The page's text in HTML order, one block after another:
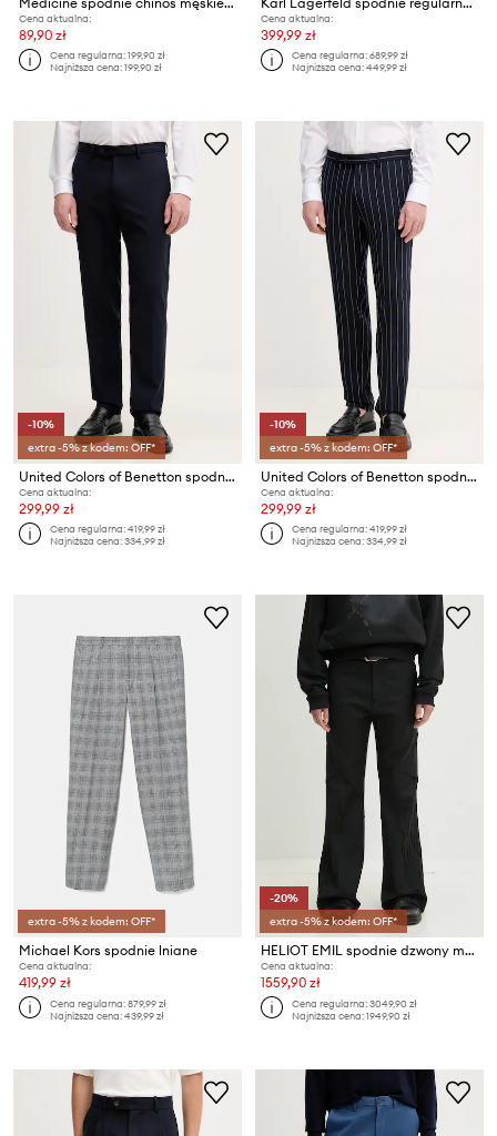
Cena aktualna:
89,90 zł
Cena regularna:199,90 zł
Najniższa cena:199,90 zł
Cena aktualna:
399,99 zł
Cena regularna:689,99 zł
Najniższa cena:449,99 zł
-10%
extra -5% z kodem: OFF*
United Colors of Benetton spodnie garniturowe męskie z wiskozą
Cena aktualna:
299,99 zł
Cena regularna:419,99 zł
Najniższa cena:334,99 zł
-10%
extra -5% z kodem: OFF*
United Colors of Benetton spodnie garniturowe męskie z wiskozą
Cena aktualna:
299,99 zł
Cena regularna:419,99 zł
Najniższa cena:334,99 zł
extra -5% z kodem: OFF*
Michael Kors spodnie lniane
Cena aktualna:
419,99 zł
Cena regularna:879,99 zł
Najniższa cena:439,99 zł
-20%
extra -5% z kodem: OFF*
HELIOT EMIL spodnie dzwony męskie bawełniane z elastanem
Cena aktualna:
1559,90 zł
Cena regularna:3049,90 zł
Najniższa cena:1949,90 zł